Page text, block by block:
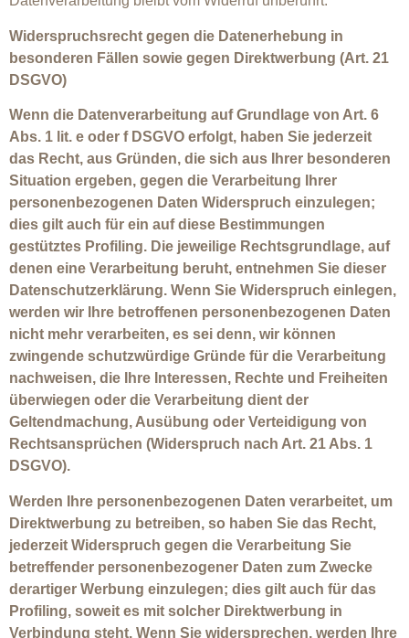
Widerspruchsrecht gegen die Datenerhebung in
besonderen Fällen sowie gegen Direktwerbung (Art. 21
DSGVO)
Wenn die Datenverarbeitung auf Grundlage von Art. 6
Abs. 1 lit. e oder f DSGVO erfolgt, haben Sie jederzeit
das Recht, aus Gründen, die sich aus Ihrer besonderen
Situation ergeben, gegen die Verarbeitung Ihrer
personenbezogenen Daten Widerspruch einzulegen;
dies gilt auch für ein auf diese Bestimmungen
gestütztes Profiling. Die jeweilige Rechtsgrundlage, auf
denen eine Verarbeitung beruht, entnehmen Sie dieser
Datenschutzerklärung. Wenn Sie Widerspruch einlegen,
werden wir Ihre betroffenen personenbezogenen Daten
nicht mehr verarbeiten, es sei denn, wir können
zwingende schutzwürdige Gründe für die Verarbeitung
nachweisen, die Ihre Interessen, Rechte und Freiheiten
überwiegen oder die Verarbeitung dient der
Geltendmachung, Ausübung oder Verteidigung von
Rechtsansprüchen (Widerspruch nach Art. 21 Abs. 1
DSGVO).
Werden Ihre personenbezogenen Daten verarbeitet, um
Direktwerbung zu betreiben, so haben Sie das Recht,
jederzeit Widerspruch gegen die Verarbeitung Sie
betreffender personenbezogener Daten zum Zwecke
derartiger Werbung einzulegen; dies gilt auch für das
Profiling, soweit es mit solcher Direktwerbung in
Verbindung steht. Wenn Sie widersprechen, werden Ihre